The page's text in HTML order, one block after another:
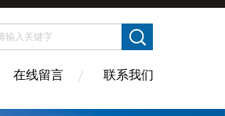
在线留言 联系我们